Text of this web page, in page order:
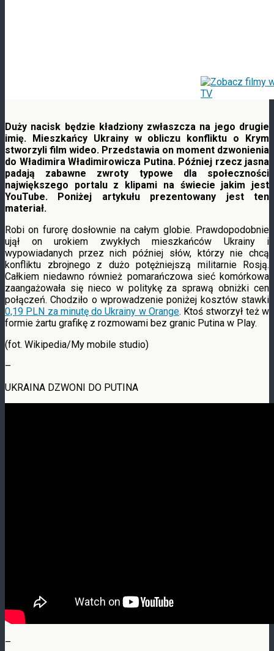
Duży nacisk będzie kładziony zwłaszcza na jego drugie
imię. Mieszkańcy Ukrainy w obliczu konfliktu o Krym
stworzyli film wideo. Przedstawia on moment dzwonienia
do Władimira Władimirowicza Putina. Później rzecz jasna
padają zabawne zwroty typowe dla społeczności
największego portalu z klipami na świecie jakim jest
YouTube. Poniżej artykułu prezentowany jest ten
materiał.
Robi on furorę dosłownie na całym globie. Prawdopodobnie
ujął on urokiem zwykłych mieszkańców Ukrainy i
wypowiadanych przez nich później słów, którzy nie chcą
konfliktu zbrojnego z dużo potężniejszą militarnie Rosją.
Całkiem niedawno również pomarańczowa sieć komórkowa
zaangażowała się nieco w politykę za sprawą obniżki cen
połączeń. Chodziło o wprowadzenie poniżej kosztów stawki
0,19 PLN za minutę do Ukrainy w Orange. Ktoś stworzył też w
formie żartu grafikę z rozmowami bez granic Putina w Play.
(fot. Wikipedia/My mobile studio)
–
UKRAINA DZWONI DO PUTINA
–